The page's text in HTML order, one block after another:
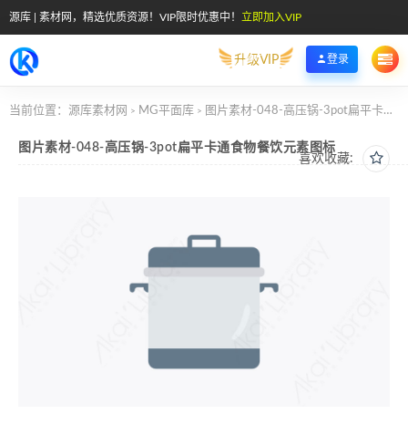
源库 | 素材网，精选优质资源！VIP限时优惠中！ 立即加入VIP
升级VIP 登录
当前位置： 源库素材网 > MG平面库 > 图片素材-048-高压锅-3pot扁平卡通食物餐饮元素图标
喜欢收藏:
图片素材-048-高压锅-3pot扁平卡通食物餐饮元素图标